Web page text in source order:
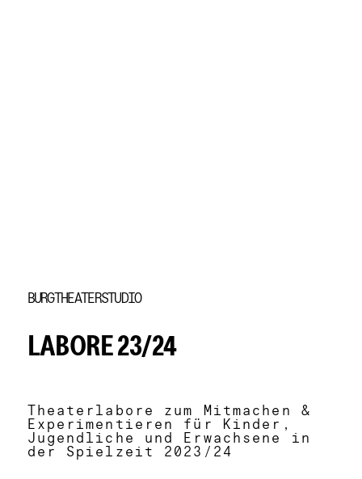
LABORE 23/24
BURGTHEATERSTUDIO
Theaterlabore zum Mitmachen &
Experimentieren für Kinder,
Jugendliche und Erwachsene in
der Spielzeit 2023/24